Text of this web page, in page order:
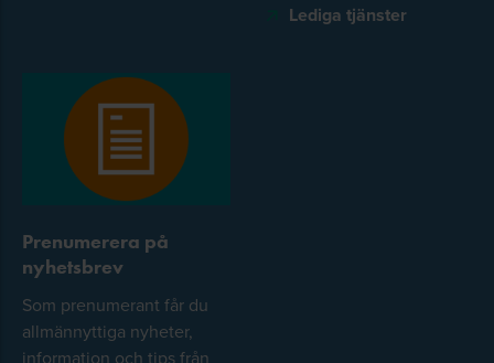
Lediga tjänster
Prenumerera på
nyhetsbrev
Som prenumerant får du
allmännyttiga nyheter,
information och tips från